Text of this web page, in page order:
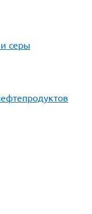
серы